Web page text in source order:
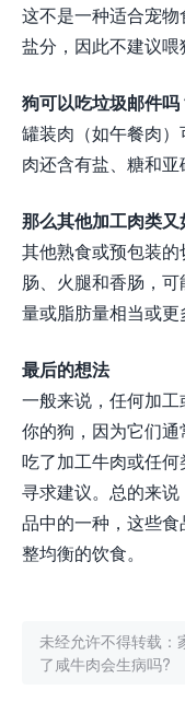
这不是一种适合宠
盐分，因此不建议喂
狗可以吃垃圾邮件吗
罐装肉（如午餐肉
肉还含有盐、糖和亚
那么其他加工肉类又
其他熟食或预包装
肠、火腿和香肠，
量或脂肪量相当或更
最后的想法
一般来说，任何加
你的狗，因为它们
吃了加工牛肉或任
寻求建议。总的来
品中的一种，这些
整均衡的饮食。
未经允许不得转载：
了咸牛肉会生病吗?